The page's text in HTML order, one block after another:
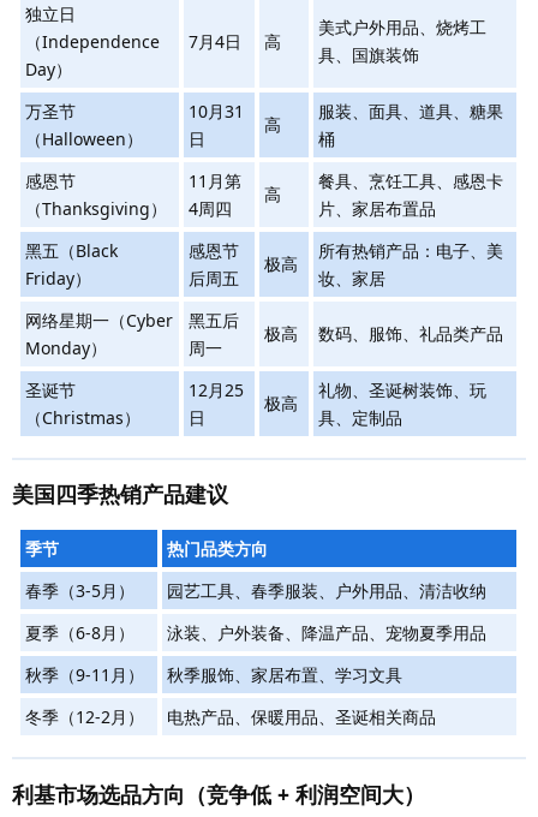
独立日
（Independence
Day）
7月4日 高
美式户外用品、烧烤工
具、国旗装饰
万圣节
（Halloween）
10月31
日
高
服装、面具、道具、糖果
桶
感恩节
（Thanksgiving）
11月第
4周四
高
餐具、烹饪工具、感恩卡
片、家居布置品
黑五（Black
Friday）
感恩节
后周五
极高
所有热销产品：电子、美
妆、家居
网络星期一（Cyber
Monday）
黑五后
周一
极高 数码、服饰、礼品类产品
圣诞节
（Christmas）
12月25
日
极高
礼物、圣诞树装饰、玩
具、定制品
美国四季热销产品建议
季节
热门品类方向
春季（3-5月）
园艺工具、春季服装、户外用品、清洁收纳
夏季（6-8月）
泳装、户外装备、降温产品、宠物夏季用品
秋季（9-11月）
秋季服饰、家居布置、学习文具
冬季（12-2月）
电热产品、保暖用品、圣诞相关商品
利基市场选品方向（竞争低 + 利润空间大）